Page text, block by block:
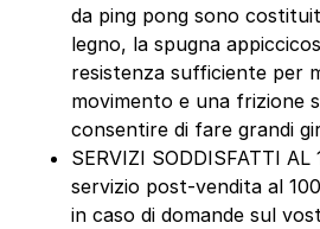
da ping pong sono
legno, la spugna
resistenza sufficiente per
movimento e una frizione
consentire di fare grandi
SERVIZI SODDISFATTI
servizio post-vendita al
in caso di domande sul